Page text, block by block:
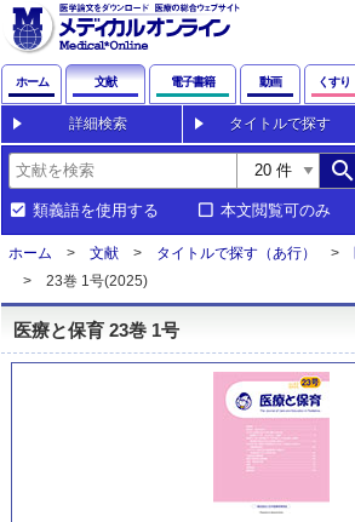
ホーム 文献 電子書籍 動画 くすり
詳細検索 タイトルで探す
search
類義語を使用する 本文閲覧可のみ
ホーム 文献 タイトルで探す（あ行）
23巻 1号(2025)
医療と保育 23巻 1号